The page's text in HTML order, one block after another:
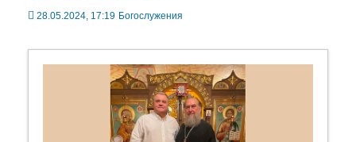
28.05.2024, 17:19 Богослужения